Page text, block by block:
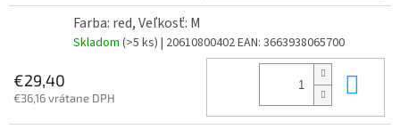
Farba: red, Veľkosť: M
Skladom (>5 ks) | 20610800402EAN: 3663938065700
€29,40
€36,16 vrátane DPH